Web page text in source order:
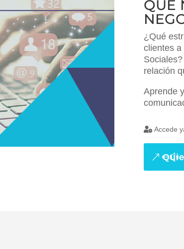
QUE
¿Qué
clientes a
relación
Aprende
Accede